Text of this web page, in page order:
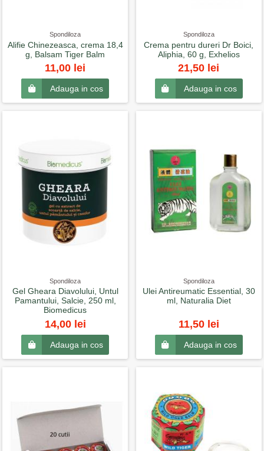
Spondiloza
Alifie Chinezeasca, crema 18,4
g, Balsam Tiger Balm
11,00 lei
Adauga in cos
Spondiloza
Crema pentru dureri Dr Boici,
Aliphia, 60 g, Exhelios
21,50 lei
Adauga in cos
Spondiloza
Gel Gheara Diavolului, Untul
Pamantului, Salcie, 250 ml,
Biomedicus
14,00 lei
Adauga in cos
Spondiloza
Ulei Antireumatic Essential, 30
ml, Naturalia Diet
11,50 lei
Adauga in cos